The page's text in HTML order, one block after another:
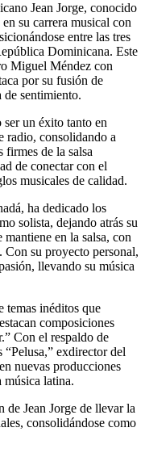
su carrera musical con
entre las tres
Dominicana. Este
Miguel Méndez con
por su fusión de
sentimiento.
un éxito tanto en
radio, consolidando a
firmes de la salsa
de conectar con el
musicales de calidad.
ha dedicado los
solista, dejando atrás su
mantiene en la salsa, con
Con su proyecto personal,
llevando su música
temas inéditos que
composiciones
Con el respaldo de
exdirector del
nuevas producciones
música latina.
de Jean Jorge de llevar la
consolidándose como